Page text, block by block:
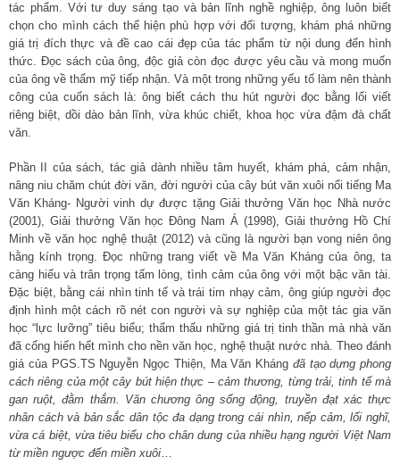
tác phẩm. Với tư duy sáng tạo và bản lĩnh nghề nghiệp, ông luôn biết
chọn cho mình cách thể hiện phù hợp với đối tượng, khám phá những
giá trị đích thực và đề cao cái đẹp của tác phẩm từ nội dung đến hình
thức. Đọc sách của ông, độc giả còn đọc được yêu cầu và mong muốn
của ông về thẩm mỹ tiếp nhận. Và một trong những yếu tố làm nên thành
công của cuốn sách là: ông biết cách thu hút người đọc bằng lối viết
riêng biệt, dồi dào bản lĩnh, vừa khúc chiết, khoa học vừa đậm đà chất
văn.
Phần II của sách, tác giả dành nhiều tâm huyết, khám phá, cảm nhận,
nâng niu chăm chút đời văn, đời người của cây bút văn xuôi nổi tiếng Ma
Văn Kháng- Người vinh dự được tặng Giải thưởng Văn học Nhà nước
(2001), Giải thưởng Văn học Đông Nam Á (1998), Giải thưởng Hồ Chí
Minh về văn học nghệ thuật (2012) và cũng là người bạn vong niên ông
hằng kính trọng. Đọc những trang viết về Ma Văn Kháng của ông, ta
càng hiểu và trân trọng tấm lòng, tình cảm của ông với một bậc văn tài.
Đặc biệt, bằng cái nhìn tinh tế và trái tim nhạy cảm, ông giúp người đọc
định hình một cách rõ nét con người và sự nghiệp của một tác gia văn
học “lực lưỡng” tiêu biểu; thẩm thấu những giá trị tinh thần mà nhà văn
đã cống hiến hết mình cho nền văn học, nghệ thuật nước nhà. Theo đánh
giá của PGS.TS Nguyễn Ngọc Thiện, Ma Văn Kháng đã tạo dựng phong
cách riêng của một cây bút hiện thực – cảm thương, từng trải, tinh tế mà
gan ruột, đằm thắm. Văn chương ông sống động, truyền đạt xác thực
nhân cách và bản sắc dân tộc đa dạng trong cái nhìn, nếp cảm, lối nghĩ,
vừa cá biệt, vừa tiêu biểu cho chân dung của nhiều hạng người Việt Nam
từ miền ngược đến miền xuôi…